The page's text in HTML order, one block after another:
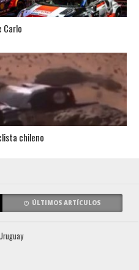
Carlo
chileno
ÚLTIMOS ARTÍCULOS